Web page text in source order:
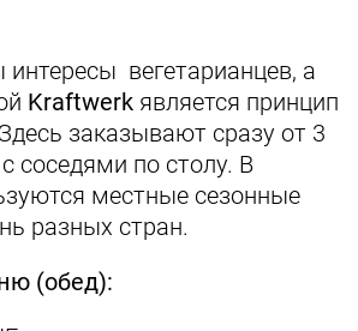
вегетарианцев, а
Kraftwerk является принцип
заказывают сразу от 3
соседями по столу. В
местные сезонные
разных стран.
(обед):